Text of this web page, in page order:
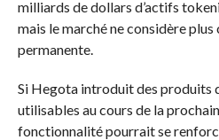
milliards de dollars d’actifs
mais le marché ne considère
permanente.
Si Hegota introduit des produits
utilisables au cours de la
fonctionnalité pourrait se